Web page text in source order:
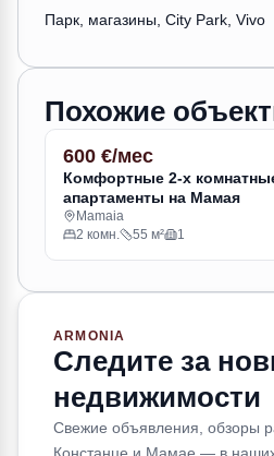
Парк, магазины, City Park, Vivo
Похожие
АРЕНДА
600 €/мес
Комфортные 2-х
апартаменты на Мамая
Mamaia
2 комн.
55 м² 1
ARMONIA
Следите за
недвижимости
Свежие объявления, обзоры